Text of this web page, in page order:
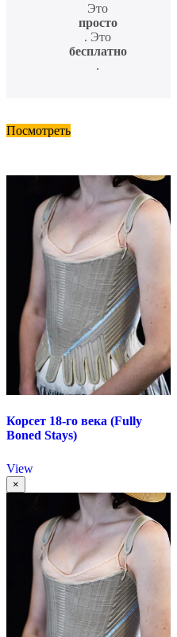
Это
просто
. Это
бесплатно
.
Посмотреть
Корсет 18-го века (Fully
Boned Stays)
View
×